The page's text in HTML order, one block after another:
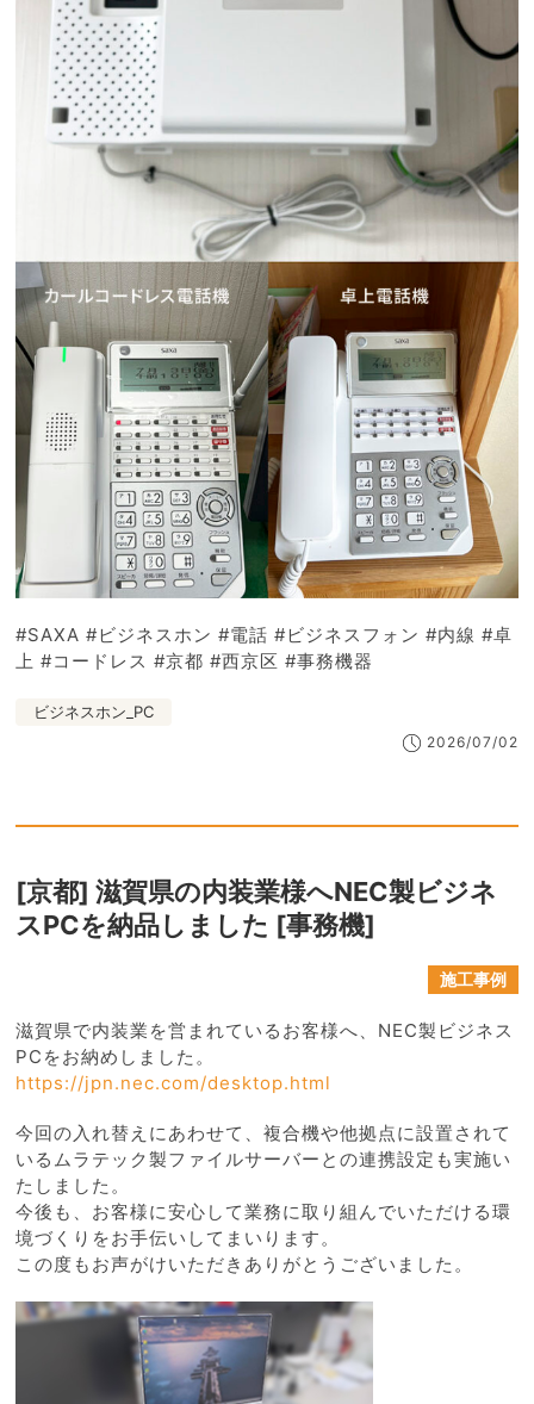
#SAXA #ビジネスホン #電話 #ビジネスフォン #内線 #卓
上 #コードレス #京都 #西京区 #事務機器
ビジネスホン_PC
2026/07/02
[京都] 滋賀県の内装業様へNEC製ビジネ
スPCを納品しました [事務機]
施工事例
滋賀県で内装業を営まれているお客様へ、NEC製ビジネス
PCをお納めしました。
https://jpn.nec.com/desktop.html
今回の入れ替えにあわせて、複合機や他拠点に設置されて
いるムラテック製ファイルサーバーとの連携設定も実施い
たしました。
今後も、お客様に安心して業務に取り組んでいただける環
境づくりをお手伝いしてまいります。
この度もお声がけいただきありがとうございました。